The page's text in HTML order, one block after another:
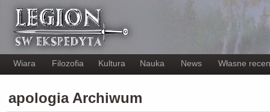
Wiara Filozofia Kultura Nauka News Własne
apologia Archiwum